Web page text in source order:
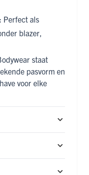
Perfect als
blazer,
staat
pasvorm en
voor elke